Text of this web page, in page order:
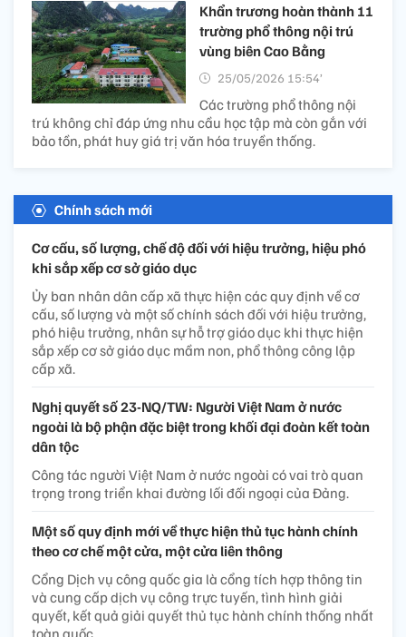
Khẩn trương hoàn thành 11
trường phổ thông nội trú
vùng biên Cao Bằng
25/05/2026 15:54’
Các trường phổ thông nội
trú không chỉ đáp ứng nhu cầu học tập mà còn gắn với
bảo tồn, phát huy giá trị văn hóa truyền thống.
Chính sách mới
Cơ cấu, số lượng, chế độ đối với hiệu trưởng, hiệu phó
khi sắp xếp cơ sở giáo dục
Ủy ban nhân dân cấp xã thực hiện các quy định về cơ
cấu, số lượng và một số chính sách đối với hiệu trưởng,
phó hiệu trưởng, nhân sự hỗ trợ giáo dục khi thực hiện
sắp xếp cơ sở giáo dục mầm non, phổ thông công lập
cấp xã.
Nghị quyết số 23-NQ/TW: Người Việt Nam ở nước
ngoài là bộ phận đặc biệt trong khối đại đoàn kết toàn
dân tộc
Công tác người Việt Nam ở nước ngoài có vai trò quan
trọng trong triển khai đường lối đối ngoại của Đảng.
Một số quy định mới về thực hiện thủ tục hành chính
theo cơ chế một cửa, một cửa liên thông
Cổng Dịch vụ công quốc gia là cổng tích hợp thông tin
và cung cấp dịch vụ công trực tuyến, tình hình giải
quyết, kết quả giải quyết thủ tục hành chính thống nhất
toàn quốc.